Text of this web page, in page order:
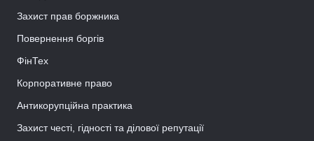
Захист прав боржника
Повернення боргів
ФінТех
Корпоративне право
Антикорупційна практика
Захист честі, гідності та ділової репутації